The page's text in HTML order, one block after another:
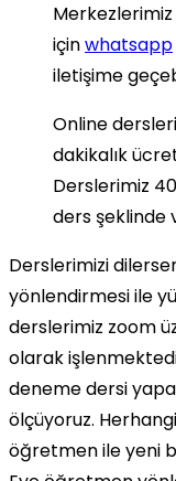
Merkezlerimiz
içinwhatsapp
iletişime
Online
dakikalık
Derslerimiz
ders şeklinde
Derslerimizi
yönlendirmesi ile
derslerimiz zoom
olarak
deneme dersi
ölçüyoruz.
öğretmen ile yeni